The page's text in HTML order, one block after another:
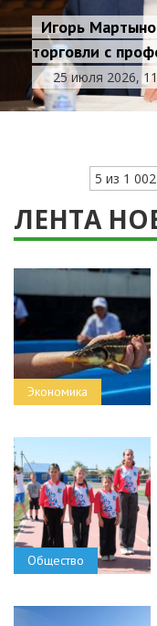
Игорь
торговли с
25 июля 2026,
5 из 1 002
ЛЕНТА
Экономика
Общество